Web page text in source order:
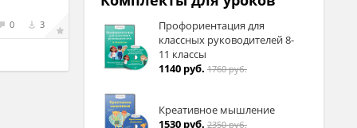
0 3
Профориентация для
классных руководителей 8-
11 классы
1140 руб. 1760 руб.
Креативное мышление
1530 руб. 2350 руб.